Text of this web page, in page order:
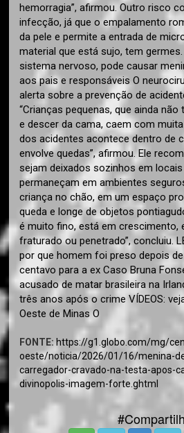
hemorragia”, afirmou. Outro risco
infecção, já que o empalamento
da pele e permite a entrada de
material que está sujo, tem
sistema nervoso, pode causar
aos pais e responsáveis O
alerta sobre a prevenção de
“Crianças pequenas, que ainda
e descer da cama, caem com
dos acidentes acontece dentro de
envolve quedas”, afirmou. Ele
sejam deixados sozinhos em
permaneçam em ambientes
criança no chão, em um espaço
queda e longe de objetos
é muito fino, está em crescimento,
fraturado ou penetrado”, concluiu.
por que homem foi preso depois
centavo para a ex Caso Bruna
acusado de matar brasileira na
três anos após o crime VÍDEOS:
Oeste de Minas O
FONTE: https://g1.globo.com/mg/
oeste/noticia/2026/01/16/menina-
carregador-cravado-na-testa-apos-
divinopolis-imagem-forte.ghtml